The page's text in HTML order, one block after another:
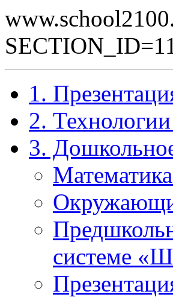
1.
2.
3.
системе